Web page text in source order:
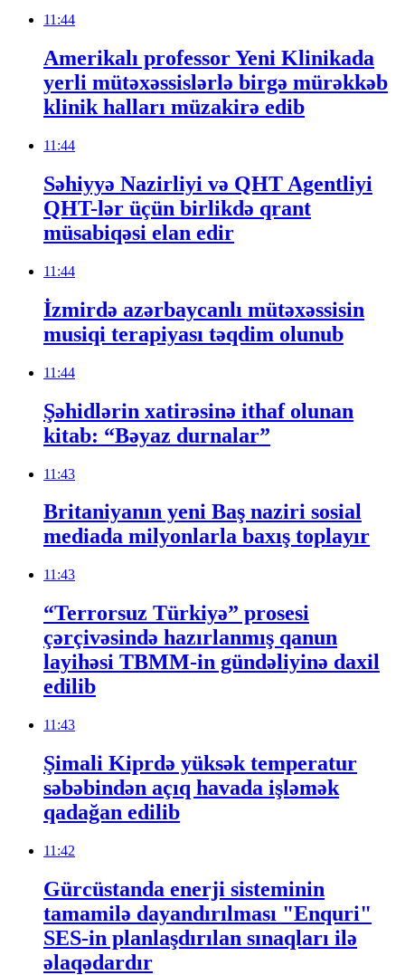
11:44
Amerikalı professor Yeni Klinikada
yerli mütəxəssislərlə birgə mürəkkəb
klinik halları müzakirə edib
11:44
Səhiyyə Nazirliyi və QHT Agentliyi
QHT-lər üçün birlikdə qrant
müsabiqəsi elan edir
11:44
İzmirdə azərbaycanlı mütəxəssisin
musiqi terapiyası təqdim olunub
11:44
Şəhidlərin xatirəsinə ithaf olunan
kitab: “Bəyaz durnalar”
11:43
Britaniyanın yeni Baş naziri sosial
mediada milyonlarla baxış toplayır
11:43
“Terrorsuz Türkiyə” prosesi
çərçivəsində hazırlanmış qanun
layihəsi TBMM-in gündəliyinə daxil
edilib
11:43
Şimali Kiprdə yüksək temperatur
səbəbindən açıq havada işləmək
qadağan edilib
11:42
Gürcüstanda enerji sisteminin
tamamilə dayandırılması "Enquri"
SES-in planlaşdırılan sınaqları ilə
əlaqədardır